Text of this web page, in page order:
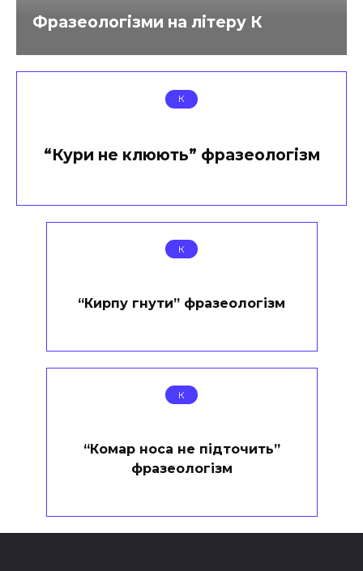
Фразеологізми на літеру К
К
“Кури не клюють” фразеологізм
К
“Кирпу гнути” фразеологізм
К
“Комар носа не підточить”
фразеологізм